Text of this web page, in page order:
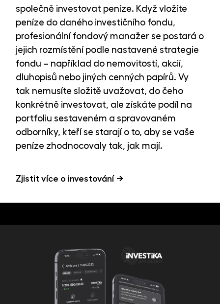
společně investovat peníze. Když vložíte
peníze do daného investičního fondu,
profesionální fondový manažer se postará o
jejich rozmístění podle nastavené strategie
fondu – například do nemovitostí, akcií,
dluhopisů nebo jiných cenných papírů. Vy
tak nemusíte složitě uvažovat, do čeho
konkrétně investovat, ale získáte podíl na
portfoliu sestaveném a spravovaném
odborníky, kteří se starají o to, aby se vaše
peníze zhodnocovaly tak, jak mají.
Zjistit více o investování